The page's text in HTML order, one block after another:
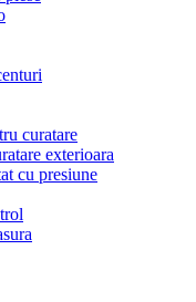
curatare
exterioara
cu presiune